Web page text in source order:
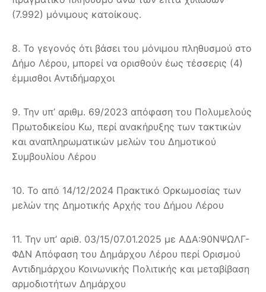
(7.992) μόνιμους κατοίκους.
8. Το γεγονός ότι βάσει του μόνιμου πληθυσμού στο
Δήμο Λέρου, μπορεί να ορισθούν έως τέσσερις (4)
έμμισθοι Αντιδήμαρχοι
9. Την υπ’ αριθμ. 69/2023 απόφαση του Πολυμελούς
Πρωτοδικείου Κω, περί ανακήρυξης των τακτικών
και αναπληρωματικών μελών του Δημοτικού
Συμβουλίου Λέρου
10. Το από 14/12/2024 Πρακτικό Ορκωμοσίας των
μελών της Δημοτικής Αρχής του Δήμου Λέρου
11. Την υπ’ αριθ. 03/15/07.01.2025 με ΑΔΑ:90ΝΨΩΛΓ-
ΦΔΝ Απόφαση του Δημάρχου Λέρου περί Ορισμού
Αντιδημάρχου Κοινωνικής Πολιτικής και μεταβίβαση
αρμοδιοτήτων Δημάρχου